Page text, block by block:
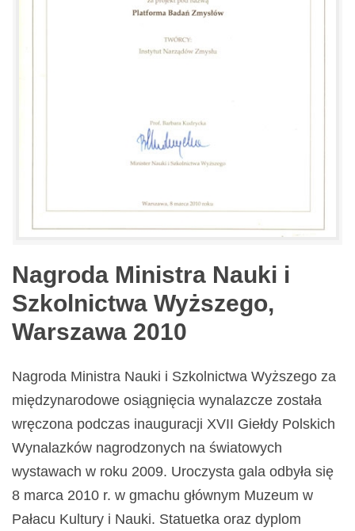
Nagroda Ministra Nauki i
Szkolnictwa Wyższego,
Warszawa 2010
Nagroda Ministra Nauki i Szkolnictwa Wyższego za
międzynarodowe osiągnięcia wynalazcze została
wręczona podczas inauguracji XVII Giełdy Polskich
Wynalazków nagrodzonych na światowych
wystawach w roku 2009. Uroczysta gala odbyła się
8 marca 2010 r. w gmachu głównym Muzeum w
Pałacu Kultury i Nauki. Statuetka oraz dyplom